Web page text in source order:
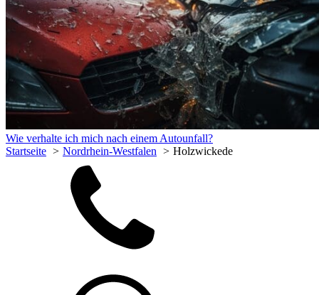
Wie verhalte ich mich nach einem Autounfall?
Startseite
Nordrhein-Westfalen Holzwickede